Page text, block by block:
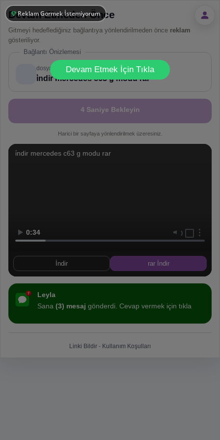
Devam Etmeden Önce
Gitmeyi hedeflediğiniz bağlantıya yönlendirilmeden önce reklam
gösteriliyor.
Bağlantı Önizlemesi
dosya.co
i̇ndir mercedes c63 g modu rar
4 Saniye Bekleyin
Harici bir sayfaya yönlendirilmek üzeresiniz.
i̇ndir mercedes c63 g modu rar
0:34
İndir rar İndir
Leyla
Sana (3) mesaj gönderdi. Cevap vermek için tıkla
Linki Bildir - Kullanım Koşulları
! Not valid!
Devam Etmek İçin Tıkla
Reklam Görmek İstemiyorum